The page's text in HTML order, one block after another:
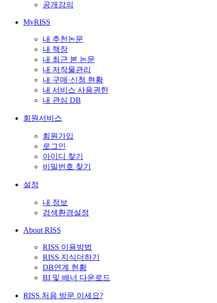
공개강의
MyRISS
내 추천논문
내 책장
내 최근 본 논문
내 저작물관리
내 구매·신청 현황
내 서비스 사용권한
내 관심 DB
회원서비스
회원가입
로그인
아이디 찾기
비밀번호 찾기
설정
내 정보
검색환경설정
About RISS
RISS 이용방법
RISS 지식더하기
DB연계 현황
BI 및 배너 다운로드
RISS 처음 방문 이세요?